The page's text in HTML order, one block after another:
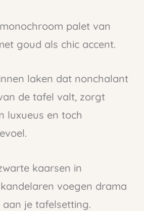
palet van
goud als chic accent.
laken dat nonchalant
de tafel valt, zorgt
luxueus en toch
kaarsen in
voegen drama
je tafelsetting.